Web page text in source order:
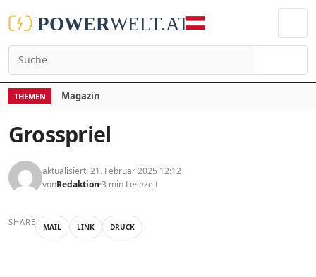
THEMEN Magazin
Grosspriel
aktualisiert: 21. Februar 2025 12:12
vonRedaktion 3 min Lesezeit
SHARE MAIL LINK DRUCK